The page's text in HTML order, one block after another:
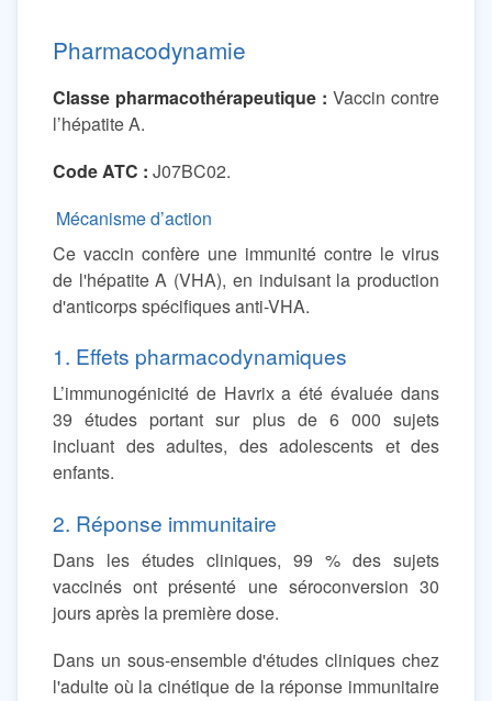
Pharmacodynamie
Classe pharmacothérapeutique : Vaccin contre
l’hépatite A.
Code ATC : J07BC02.
Mécanisme d’action
Ce vaccin confère une immunité contre le virus
de l'hépatite A (VHA), en induisant la production
d'anticorps spécifiques anti-VHA.
1. Effets pharmacodynamiques
L’immunogénicité de Havrix a été évaluée dans
39 études portant sur plus de 6 000 sujets
incluant des adultes, des adolescents et des
enfants.
2. Réponse immunitaire
Dans les études cliniques, 99 % des sujets
vaccinés ont présenté une séroconversion 30
jours après la première dose.
Dans un sous-ensemble d'études cliniques chez
l'adulte où la cinétique de la réponse immunitaire